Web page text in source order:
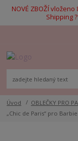
NOVÉ ZBOŽÍ
Shipping
Úvod OBLEČKY PRO
„Chic de Paris“ pro Barbie